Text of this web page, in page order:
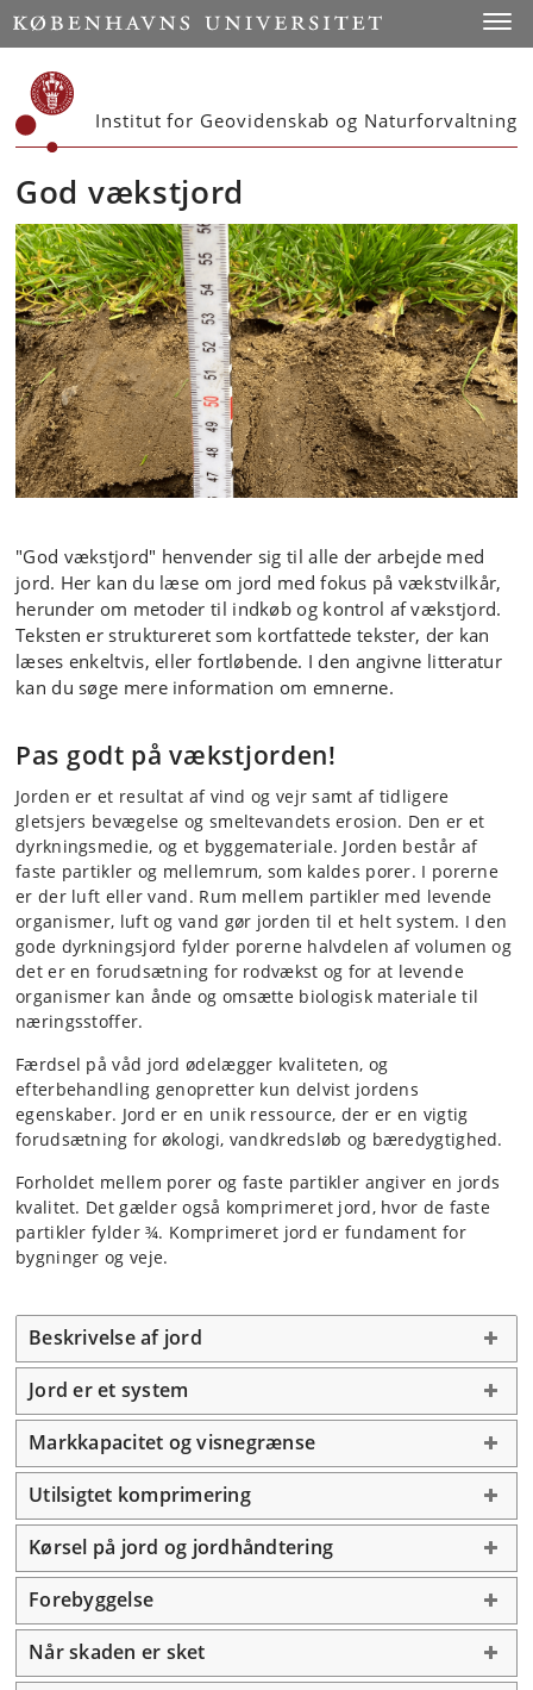
Start
Institut for Geovidenskab og Naturforvaltning
God vækstjord
"God vækstjord" henvender sig til alle der arbejde med
jord. Her kan du læse om jord med fokus på vækstvilkår,
herunder om metoder til indkøb og kontrol af vækstjord.
Teksten er struktureret som kortfattede tekster, der kan
læses enkeltvis, eller fortløbende. I den angivne litteratur
kan du søge mere information om emnerne.
Pas godt på vækstjorden!
Jorden er et resultat af vind og vejr samt af tidligere
gletsjers bevægelse og smeltevandets erosion. Den er et
dyrkningsmedie, og et byggemateriale. Jorden består af
faste partikler og mellemrum, som kaldes porer. I porerne
er der luft eller vand. Rum mellem partikler med levende
organismer, luft og vand gør jorden til et helt system. I den
gode dyrkningsjord fylder porerne halvdelen af volumen og
det er en forudsætning for rodvækst og for at levende
organismer kan ånde og omsætte biologisk materiale til
næringsstoffer.
Færdsel på våd jord ødelægger kvaliteten, og
efterbehandling genopretter kun delvist jordens
egenskaber. Jord er en unik ressource, der er en vigtig
forudsætning for økologi, vandkredsløb og bæredygtighed.
Forholdet mellem porer og faste partikler angiver en jords
kvalitet. Det gælder også komprimeret jord, hvor de faste
partikler fylder ¾. Komprimeret jord er fundament for
bygninger og veje.
Beskrivelse af jord
Jord er et system
Markkapacitet og visnegrænse
Utilsigtet komprimering
Kørsel på jord og jordhåndtering
Forebyggelse
Når skaden er sket